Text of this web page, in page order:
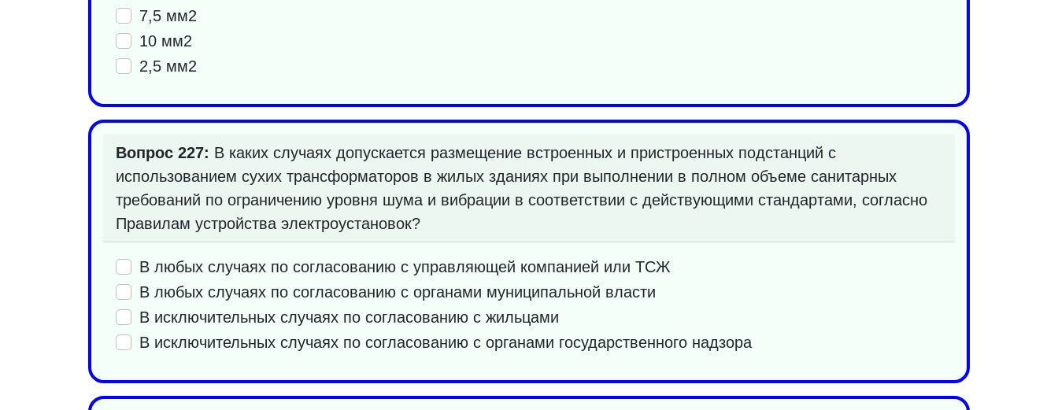
7,5 мм2
10 мм2
2,5 мм2
Вопрос 227: В каких случаях допускается размещение встроенных и пристроенных подстанций с
использованием сухих трансформаторов в жилых зданиях при выполнении в полном объеме санитарных
требований по ограничению уровня шума и вибрации в соответствии с действующими стандартами, согласно
Правилам устройства электроустановок?
В любых случаях по согласованию с управляющей компанией или ТСЖ
В любых случаях по согласованию с органами муниципальной власти
В исключительных случаях по согласованию с жильцами
В исключительных случаях по согласованию с органами государственного надзора